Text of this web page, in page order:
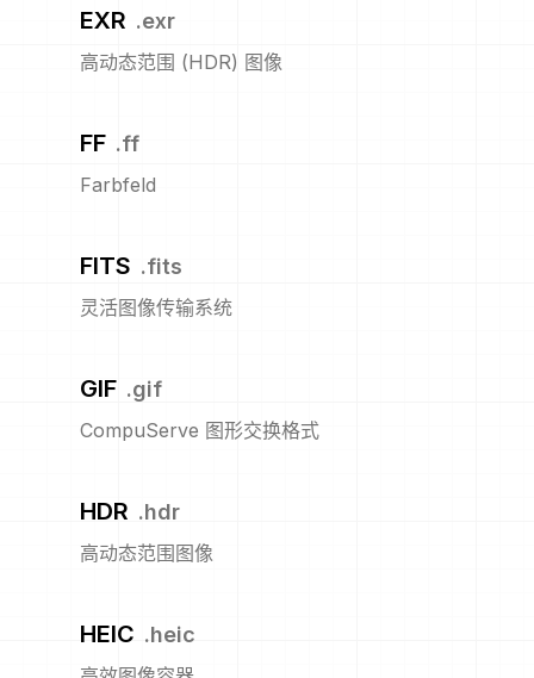
EXR .exr
高动态范围 (HDR) 图像
FF .ff
Farbfeld
FITS .fits
灵活图像传输系统
GIF .gif
CompuServe 图形交换格式
HDR .hdr
高动态范围图像
HEIC .heic